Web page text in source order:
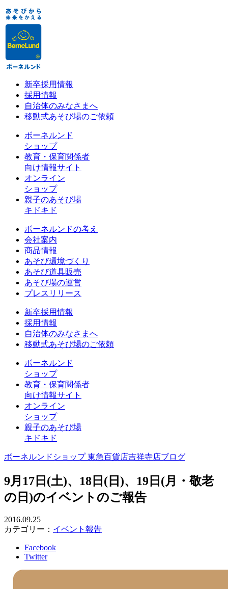
新卒採用情報
採用情報
自治体のみなさまへ
移動式あそび場のご依頼
ボーネルンド
ショップ
教育・保育関係者
向け情報サイト
オンライン
ショップ
親子のあそび場
キドキド
ボーネルンドの考え
会社案内
商品情報
あそび環境づくり
あそび道具販売
あそび場の運営
プレスリリース
新卒採用情報
採用情報
自治体のみなさまへ
移動式あそび場のご依頼
ボーネルンド
ショップ
教育・保育関係者
向け情報サイト
オンライン
ショップ
親子のあそび場
キドキド
ボーネルンドショップ 東急百貨店吉祥寺店ブログ
9月17日(土)、18日(日)、19日(月・敬老
の日)のイベントのご報告
2016.09.25
カテゴリー： イベント報告
Facebook
Twitter